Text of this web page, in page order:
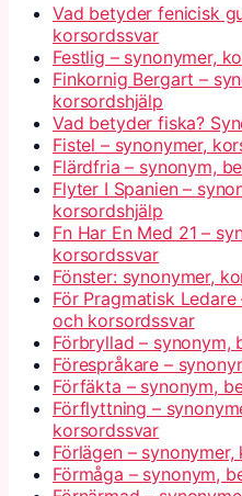
Vad betyder fenicisk
korsordssvar
Festlig – synonymer,
Finkornig Bergart –
korsordshjälp
Vad betyder fiska?
Fistel – synonymer,
Flärdfria – synonym,
Flyter I Spanien –
korsordshjälp
Fn Har En Med 21 –
korsordssvar
Fönster: synonymer,
För Pragmatisk
och korsordssvar
Förbryllad – synonym,
Förespråkare –
Förfäkta – synonym,
Förflyttning –
korsordssvar
Förlägen –
Förmåga – synonym,